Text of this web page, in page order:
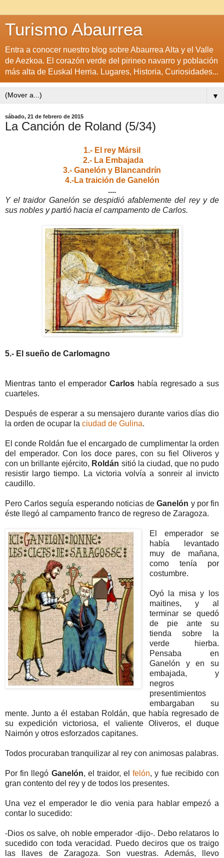
Turismo Abaurrea
Entra a conocer nuestro blog sobre Abaurrea Alta y el Valle
de Aezkoa. El corazón verde del pirineo navarro y población
más alta de Euskal Herria. Lugares, Historia, Curiosidades...
▼
sábado, 21 de febrero de 2015
La Canción de Roland (5/34)
1.- El rey Mársil
2.- La Embajada
3.- Ganelón y Blancandrín
4.-La traición de Ganelón
....
Y el traidor Ganelón se despidió afablemente del rey y de
sus nobles y partió hacia el campamento de Carlos.
5.- El sueño de Carlomagno
Mientras tanto el emperador Carlos había regresado a sus
cuarteles.
Después de esperar a su mensajero durante varios días dio
la orden de ocupar la ciudad de Gulina.
El conde Roldán fue el encargado de cumplimentar la orden
del emperador. Con los doce pares, con su fiel Oliveros y
con un brillante ejército, Roldán sitió la ciudad, que no pudo
resistir largo tiempo. La victoria volvía a sonreir al invicto
caudillo.
Pero Carlos seguía esperando noticias deGanelón y por fin
éste llegó al campamento franco de regreso de Zaragoza.
El emperador se
había levantado
muy de mañana,
como tenía por
costumbre.
Oyó la misa y los
maitines, y al
terminar se quedó
de pie ante su
tienda sobre la
verde hierba.
Pensaba en
Ganelón y en su
embajada, y
negros
presentimientos
embargaban su
mente. Junto a él estaban Roldán, que había regresado de
su expedición victoriosa, el valiente Oliveros, el duque
Naimón y otros esforzados capitanes.
Todos procuraban tranquilizar al rey con animosas palabras.
Por fin llegó Ganelón, el traidor, elfelón, y fue recibido con
gran contento del rey y de todos los presentes.
Una vez el emperador le dio venia para hablar empezó a
contar lo sucedido:
-Dios os salve, oh noble emperador -dijo-. Debo relataros lo
sucedido con toda veracidad. Puedo deciros que os traigo
las llaves de Zaragoza. Son vuestras. Además, llevo